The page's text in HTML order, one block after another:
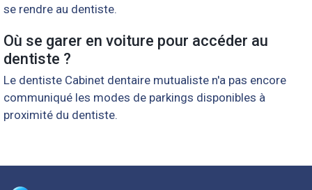
se rendre au dentiste.
Où se garer en voiture pour accéder au
dentiste ?
Le dentiste Cabinet dentaire mutualiste n'a pas encore
communiqué les modes de parkings disponibles à
proximité du dentiste.